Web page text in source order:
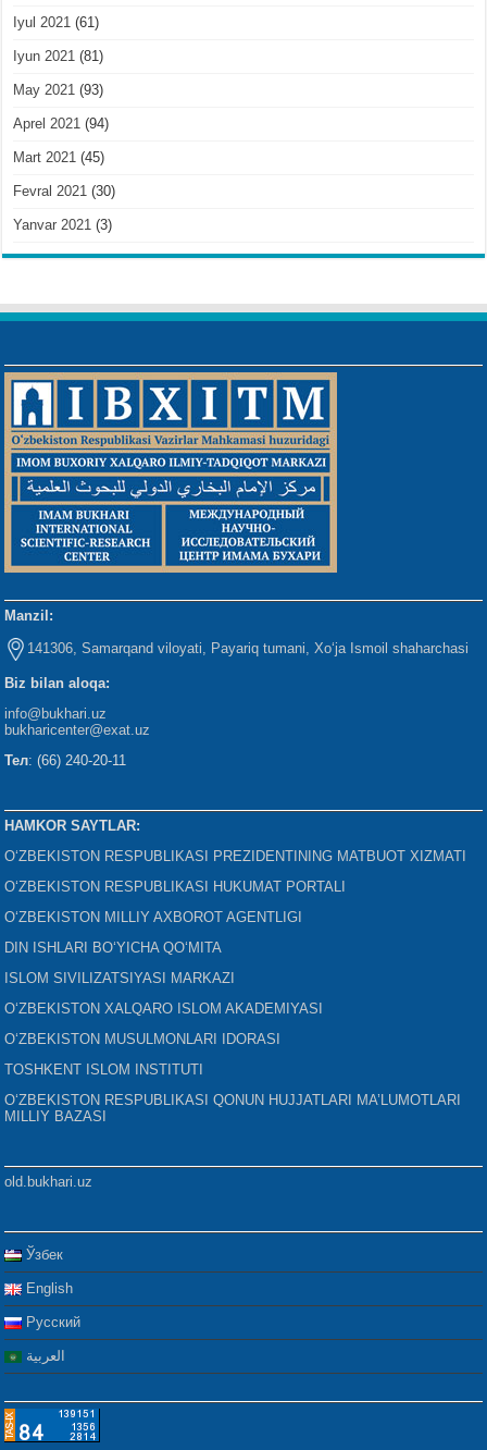
Iyul 2021 (61)
Iyun 2021 (81)
May 2021 (93)
Aprel 2021 (94)
Mart 2021 (45)
Fevral 2021 (30)
Yanvar 2021 (3)
Manzil:
141306, Samarqand viloyati, Payariq tumani, Xo‘ja Ismoil shaharchasi
Biz bilan aloqa:
info@bukhari.uz
bukharicenter@exat.uz
Тел: (66) 240-20-11
HAMKOR SAYTLAR:
O‘ZBEKISTON RESPUBLIKASI PREZIDENTINING MATBUOT XIZMATI
O‘ZBEKISTON RESPUBLIKASI HUKUMAT PORTALI
O‘ZBEKISTON MILLIY AXBOROT AGENTLIGI
DIN ISHLARI BO‘YICHA QO‘MITA
ISLOM SIVILIZATSIYASI MARKAZI
O‘ZBEKISTON XALQARO ISLOM AKADEMIYASI
O‘ZBEKISTON MUSULMONLARI IDORASI
TOSHKENT ISLOM INSTITUTI
O‘ZBEKISTON RESPUBLIKASI QONUN HUJJATLARI MA’LUMOTLARI
MILLIY BAZASI
old.bukhari.uz
Ўзбек
English
Русский
العربية